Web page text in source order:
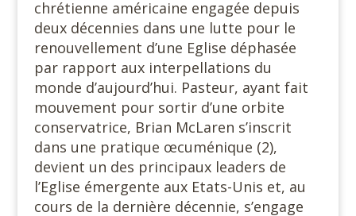
chrétienne américaine engagée depuis
deux décennies dans une lutte pour le
renouvellement d’une Eglise déphasée
par rapport aux interpellations du
monde d’aujourd’hui. Pasteur, ayant fait
mouvement pour sortir d’une orbite
conservatrice, Brian McLaren s’inscrit
dans une pratique œcuménique (2),
devient un des principaux leaders de
l’Eglise émergente aux Etats-Unis et, au
cours de la dernière décennie, s’engage